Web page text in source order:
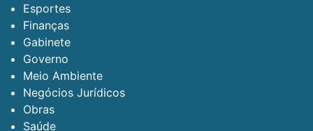
Esportes
Finanças
Gabinete
Governo
Meio Ambiente
Negócios Jurídicos
Obras
Saúde